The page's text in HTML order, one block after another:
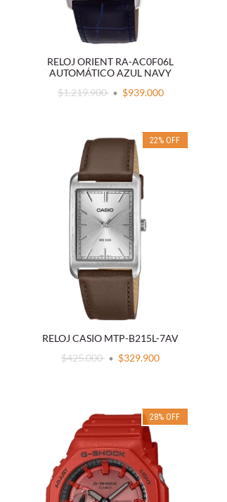
RELOJ ORIENT RA-AC0F06L
AUTOMÁTICO AZUL NAVY
$1.219.900
$939.000
22% OFF
RELOJ CASIO MTP-B215L-7AV
$425.000
$329.900
28% OFF